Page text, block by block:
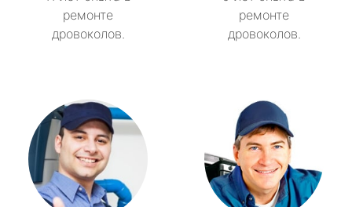
ремонте
дровоколов.
ремонте
дровоколов.